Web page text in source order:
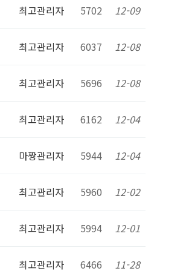
최고관리자 5702 12-09
최고관리자 6037 12-08
최고관리자 5696 12-08
최고관리자 6162 12-04
마짱관리자 5944 12-04
최고관리자 5960 12-02
최고관리자 5994 12-01
최고관리자 6466 11-28